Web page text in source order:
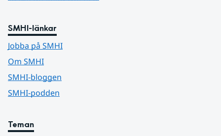
SMHI-länkar
Jobba på SMHI
Om SMHI
SMHI-bloggen
SMHI-podden
Teman